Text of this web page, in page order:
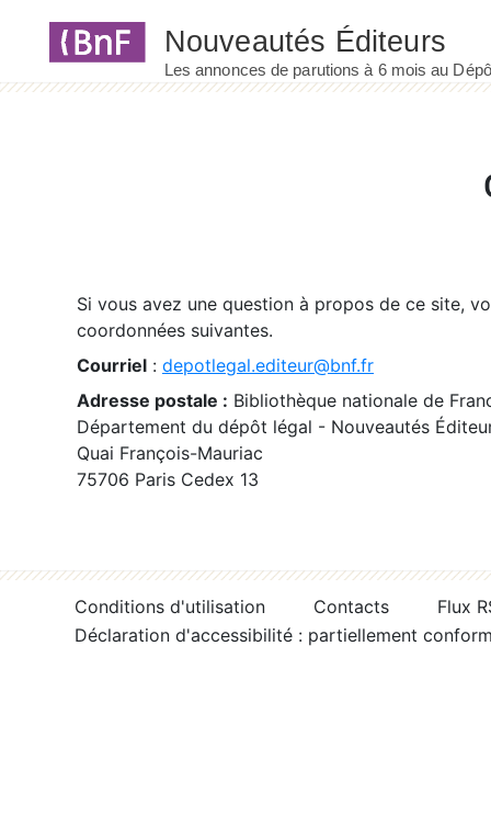
Si vous avez une question à propos de ce site,
coordonnées suivantes.
Courriel : depotlegal.editeur@bnf.fr
Adresse postale : Bibliothèque nationale de
Département du dépôt légal - Nouveautés
Quai François-Mauriac
75706 Paris Cedex 13
Conditions d'utilisation Contacts
Flux
Déclaration d'accessibilité : partiellement